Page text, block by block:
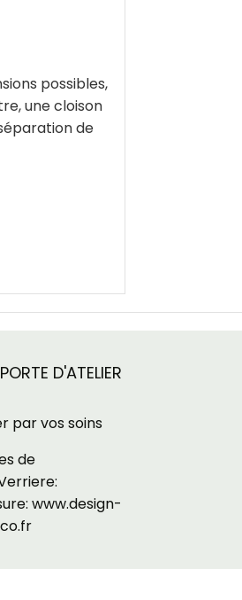
possibles,
une cloison
de
D'ATELIER
par vos soins
de
www.design-